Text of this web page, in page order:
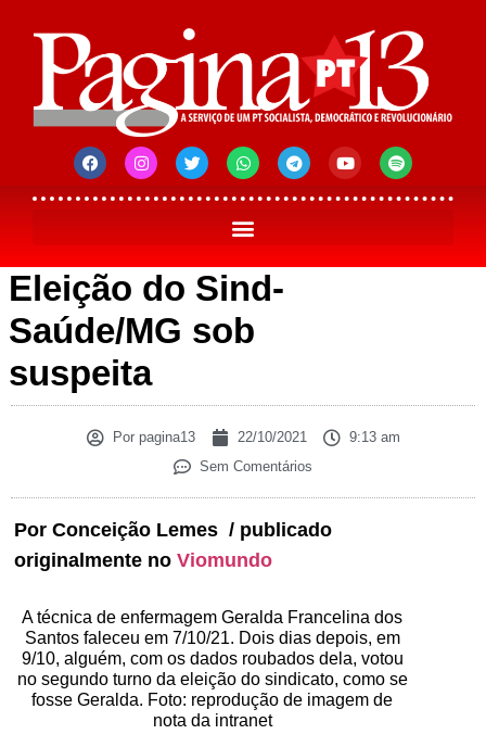
Eleição do Sind-
Saúde/MG sob
suspeita
Porpagina13 22/10/2021
9:13 am
Sem Comentários
Por Conceição Lemes / publicado
originalmente no Viomundo
A técnica de enfermagem Geralda Francelina dos
Santos faleceu em 7/10/21. Dois dias depois, em
9/10, alguém, com os dados roubados dela, votou
no segundo turno da eleição do sindicato, como se
fosse Geralda. Foto: reprodução de imagem de
nota da intranet